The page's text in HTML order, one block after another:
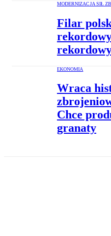
MODERNIZACJA SIŁ
Filar
EKONOMIA
Wraca
Chce
granaty